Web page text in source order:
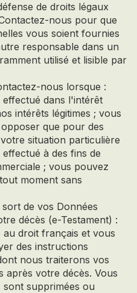
de droits légaux
nous pour que
vous soient fournies
responsable dans un
utilisé et lisible par
nous lorsque :
effectué dans l'intérêt
intérêts légitimes ; vous
que pour des
situation particulière
à des fins de
; vous pouvez
moment sans
de vos Données
décès (e-Testament) :
au droit français et vous
des instructions
nous traiterons vos
après votre décès. Vous
supprimées ou